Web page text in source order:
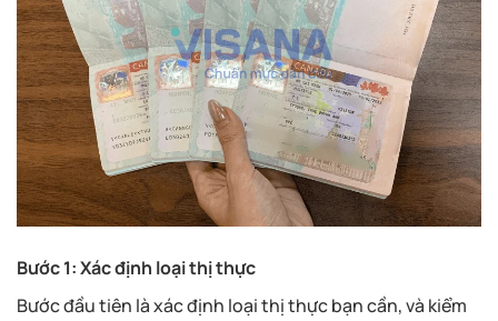
Bước 1: Xác định loại thị thực
Bước đầu tiên là xác định loại thị thực bạn cần, và kiểm